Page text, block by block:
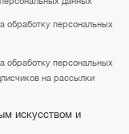
обработку персональных
обработку персональных
на рассылки
искусством и